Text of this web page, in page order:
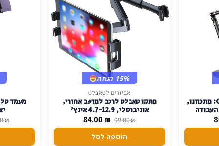
מעמד טאבלט וטלפון GL80: מתכוונן,
העבודה
המחיר
הנוכחי
15% הנחה
אביזרים לטאבלט
מתקן טאבלט לרכב למושב אחורי,
אוניברסלי, 4.7-12.9 אינץ'
99.00₪ המחיר
המקורי
היה:
99.00 ₪.
84.00 ₪ המחיר
הנוכחי
הוספה לסל
מעמד
₪